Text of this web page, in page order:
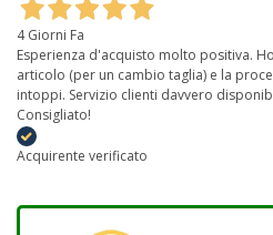
4 Giorni Fa
Esperienza d'acquisto molto positiva.
articolo (per un cambio taglia) e la
intoppi. Servizio clienti davvero
Consigliato!
Acquirente verificato